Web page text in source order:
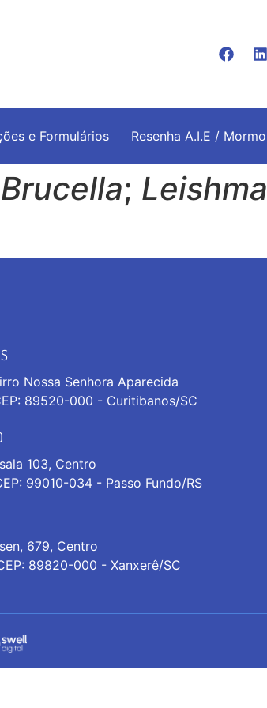
e Formulários Resenha A.I.E / Mormo
Brucella;
Nossa Senhora Aparecida
89520-000 - Curitibanos/SC
103, Centro
99010-034 - Passo Fundo/RS
679, Centro
89820-000 - Xanxerê/SC